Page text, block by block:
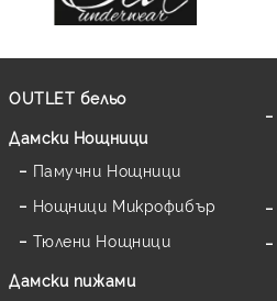
OUTLET бельо
Дамски Нощници
Памучни Нощници
Нощници Микрофибър
Тюлени Нощници
Дамски пижами